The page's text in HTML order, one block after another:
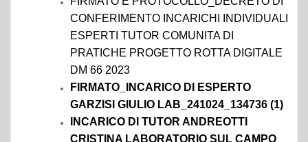
CONFERIMENTO INCARICHI INDIVIDUALI
ESPERTI TUTOR COMUNITA DI
PRATICHE PROGETTO ROTTA DIGITALE
DM 66 2023
FIRMATO_INCARICO DI ESPERTO
GARZISI GIULIO LAB_241024_134736 (1)
INCARICO DI TUTOR ANDREOTTI
CRISTINA LABORATORIO SUL CAMPO